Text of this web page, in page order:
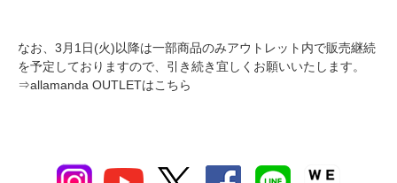
なお、3月1日(火)以降は一部商品のみアウトレット内で販売継続
を予定しておりますので、引き続き宜しくお願いいたします。
⇒allamanda OUTLETはこちら